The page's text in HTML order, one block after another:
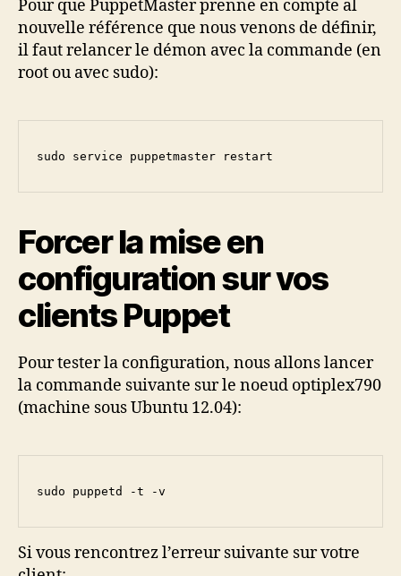
Pour que PuppetMaster prenne en compte al
nouvelle référence que nous venons de définir,
il faut relancer le démon avec la commande (en
root ou avec sudo):
sudo service puppetmaster restart
Forcer la mise en
configuration sur vos
clients Puppet
Pour tester la configuration, nous allons lancer
la commande suivante sur le noeud optiplex790
(machine sous Ubuntu 12.04):
sudo puppetd -t -v
Si vous rencontrez l’erreur suivante sur votre